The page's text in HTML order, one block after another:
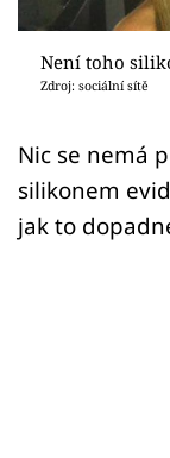
Videa
Sledujte
Sledujte nás
Není toho
Zdroj: sociální sítě
Nic se nemá
silikonem
jak to